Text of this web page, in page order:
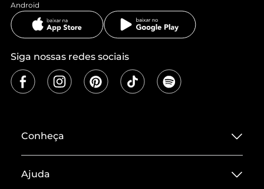
Android
Siga nossas redes sociais
Conheça
Termos de Uso
Ajuda